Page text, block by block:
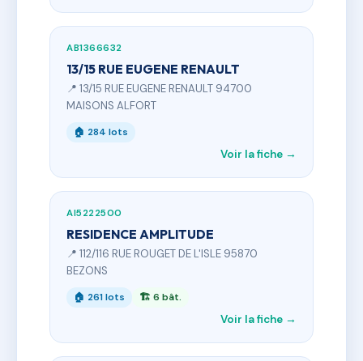
AB1366632
13/15 RUE EUGENE RENAULT
📍 13/15 RUE EUGENE RENAULT 94700
MAISONS ALFORT
🏠 284 lots
Voir la fiche →
AI5222500
RESIDENCE AMPLITUDE
📍 112/116 RUE ROUGET DE L'ISLE 95870
BEZONS
🏠 261 lots 🏗 6 bât.
Voir la fiche →